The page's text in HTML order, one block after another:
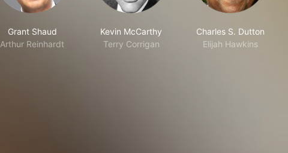
Grant Shaud
Arthur Reinhardt
Kevin McCarthy
Terry Corrigan
Charles S. Dutton
Elijah Hawkins